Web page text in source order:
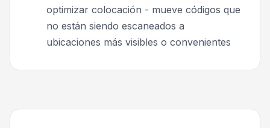
optimizar colocación - mueve códigos que
no están siendo escaneados a
ubicaciones más visibles o convenientes